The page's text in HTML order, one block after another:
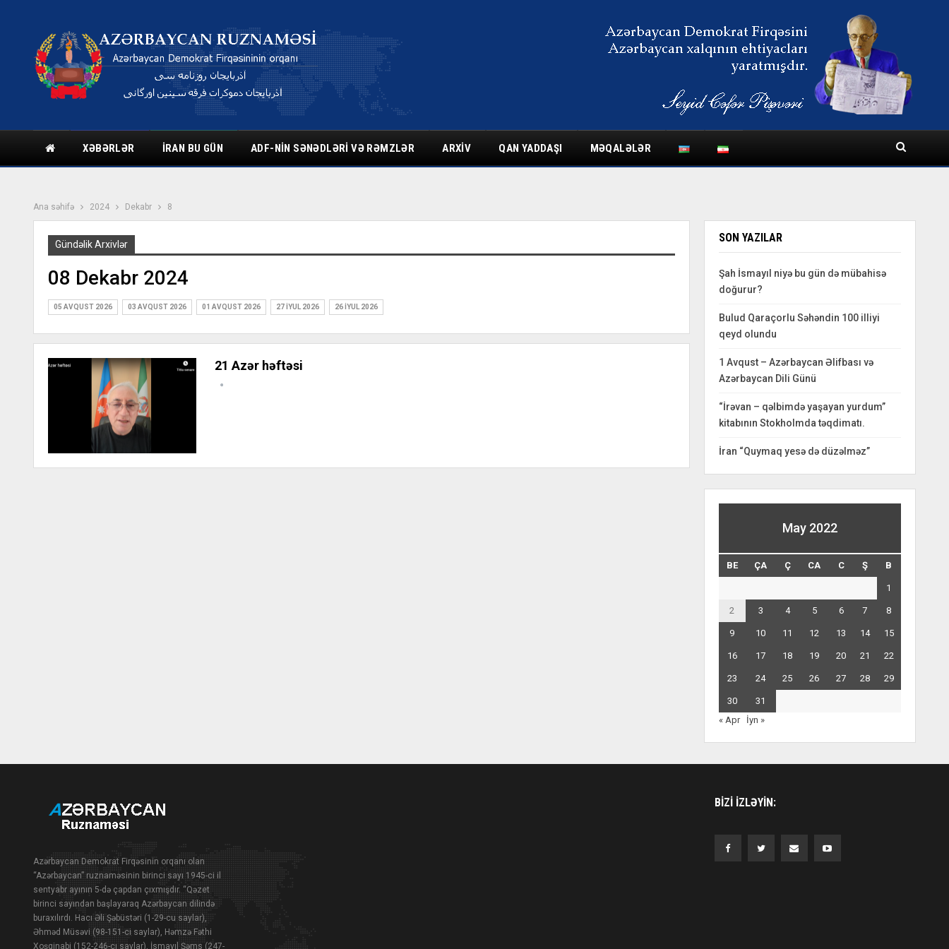
XƏBƏRLƏR İRAN BU GÜN ADF-NIN SƏNƏDLƏRI VƏ RƏMZLƏR ARXIV QAN YADDAŞI MƏQALƏLƏR
Ana səhifə 2024 Dekabr 8
Gündəlik Arxivlər
08 Dekabr 2024
05 AVQUST 2026 03 AVQUST 2026 01 AVQUST 2026 27 İYUL 2026 26 İYUL 2026
21 Azər həftəsi
SON YAZILAR
Şah İsmayıl niyə bu gün də mübahisə
doğurur?
Bulud Qaraçorlu Səhəndin 100 illiyi
qeyd olundu
1 Avqust – Azərbaycan Əlifbası və
Azərbaycan Dili Günü
“İrəvan – qəlbimdə yaşayan yurdum”
kitabının Stokholmda təqdimatı.
İran “Quymaq yesə də düzəlməz”
May 2022
BE ÇA Ç CA C Ş B
1
2 3 4 5 6 7 8
9 10 11 12 13 14 15
16 17 18 19 20 21 22
23 24 25 26 27 28 29
30
31
« Apr
İyn »
Azərbaycan Demokrat Firqəsinin orqanı olan
“Azərbaycan” ruznaməsinin birinci sayı 1945-ci il
sentyabr ayının 5-də çapdan çıxmışdır. “Qəzet
birinci sayından başlayaraq Azərbaycan dilində
buraxılırdı. Hacı Əli Şəbüstəri (1-29-cu saylar),
Əhməd Müsəvi (98-151-ci saylar), Həmzə Fəthi
Xoşginabi (152-246-cı saylar), İsmayıl Şəms (247-
BIZI IZLƏYIN: